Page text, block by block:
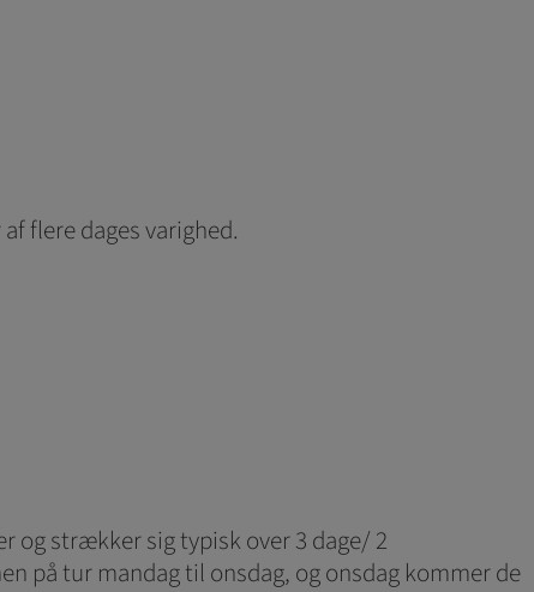
flere dages varighed.
og strækker sig typisk over 3 dage/ 2
på tur mandag til onsdag, og onsdag kommer de